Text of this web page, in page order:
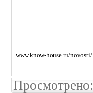
www.know-house.ru/novosti/